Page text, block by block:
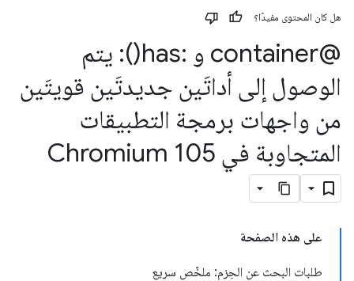
هل كان المحتوى مفيدًا؟
@container و : has( ): يتم
الوصول إلى أداتَين جديدتَين قويتَين
من واجهات برمجة التطبيقات
المتجاوبة في Chromium 105
على هذه الصفحة
طلبات البحث عن الحِزم: ملخّص سريع